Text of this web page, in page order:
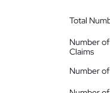
Total
Number
Claims
Number